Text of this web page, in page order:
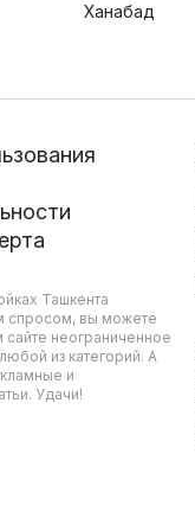
Ханабад
Ташкента
спросом, вы можете
сайте неограниченное
из категорий. А
и
Удачи!